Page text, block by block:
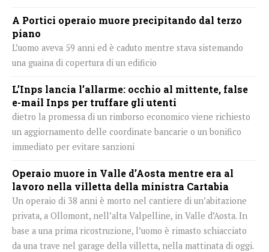
A Portici operaio muore precipitando dal terzo
piano
L’uomo aveva 59 anni ed è caduto mentre stava sistemando
una guaina di copertura di un edificio
L’Inps lancia l’allarme: occhio al mittente, false
e-mail Inps per truffare gli utenti
dietro la promessa di un rimborso economico viene richiesto
un aggiornamento delle coordinate bancarie o un bonifico
immediato per evitare sanzioni
Operaio muore in Valle d’Aosta mentre era al
lavoro nella villetta della ministra Cartabia
Un operaio di 38 anni è morto nel cantiere di un’abitazione
privata, a Ollomont, nell’alta Valpelline, in Valle d’Aosta. In
base a una prima ricostruzione, l’uomo è rimasto schiacciato
da una trave nel garage della villetta, nella mattinata di oggi.